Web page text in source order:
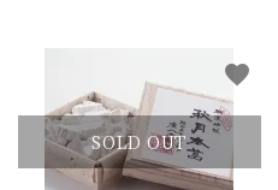
SOLD OUT
favorite